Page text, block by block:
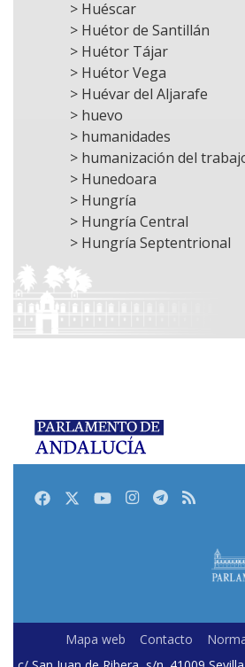
> Huéscar
> Huétor de Santillán
> Huétor Tájar
> Huétor Vega
> Huévar del Aljarafe
> huevo
> humanidades
> humanización del
> Hunedoara
> Hungría
> Hungría Central
> Hungría Septentrional
FacebookTwitterYoutubeInstagram
Telegram
RSS
Mapa web Contacto